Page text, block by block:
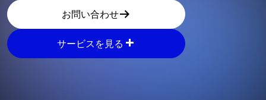
お問い合わせ
サービスを見る